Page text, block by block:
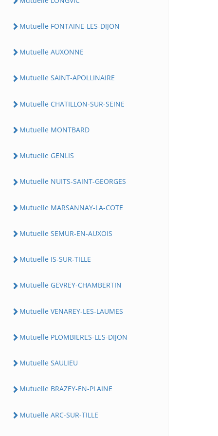
Mutuelle FONTAINE-LES-DIJON
Mutuelle AUXONNE
Mutuelle SAINT-APOLLINAIRE
Mutuelle CHATILLON-SUR-SEINE
Mutuelle MONTBARD
Mutuelle GENLIS
Mutuelle NUITS-SAINT-GEORGES
Mutuelle MARSANNAY-LA-COTE
Mutuelle SEMUR-EN-AUXOIS
Mutuelle IS-SUR-TILLE
Mutuelle GEVREY-CHAMBERTIN
Mutuelle VENAREY-LES-LAUMES
Mutuelle PLOMBIERES-LES-DIJON
Mutuelle SAULIEU
Mutuelle BRAZEY-EN-PLAINE
Mutuelle ARC-SUR-TILLE